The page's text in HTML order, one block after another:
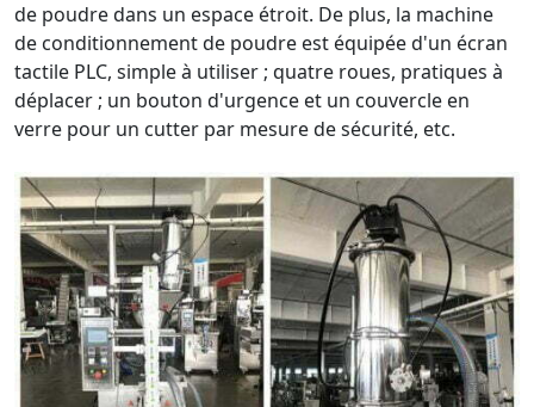
de poudre dans un espace étroit. De plus, la machine
de conditionnement de poudre est équipée d'un écran
tactile PLC, simple à utiliser ; quatre roues, pratiques à
déplacer ; un bouton d'urgence et un couvercle en
verre pour un cutter par mesure de sécurité, etc.